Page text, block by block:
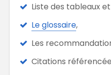
Liste des tableaux
Le glossaire,
Les
Citations